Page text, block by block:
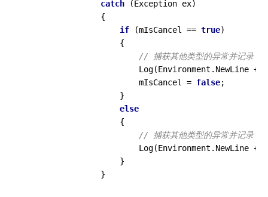
catch (Exception ex)
                {
if (mIsCancel == true)
                    {
// 捕获其他类型的异常并记录
                        Log(Environment.NewLine +
                        mIsCancel =
false;
                    }
else
                    {
// 捕获其他类型的异常并记录
                        Log(Environment.NewLine +
                    }
                }